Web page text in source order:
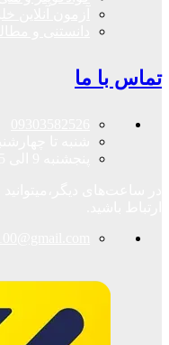
تماس با ما
در ساعت‌های